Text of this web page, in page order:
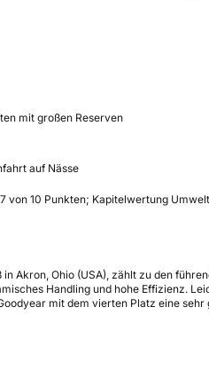
mit großen Reserven
auf Nässe
10 Punkten; Kapitelwertung
Akron, Ohio (USA), zählt zu den
Handling und hohe Effizienz.
mit dem vierten Platz eine